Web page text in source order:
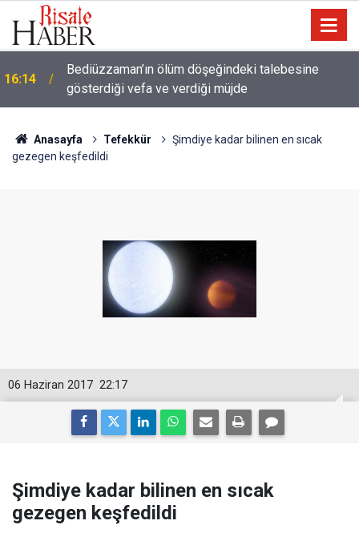
14:57
Meta'ya çocuk güvenliği davasında rekor ceza: 567
milyon dolar ödeyecek
Anasayfa Tefekkür
Şimdiye kadar bilinen en sıcak
gezegen keşfedildi
22:17
06 Haziran 2017
Şimdiye kadar bilinen en sıcak
gezegen keşfedildi